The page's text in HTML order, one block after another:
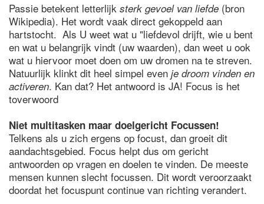
Passie betekent letterlijk sterk gevoel van liefde (bron
Wikipedia). Het wordt vaak direct gekoppeld aan
hartstocht. Als U weet wat u "liefdevol drijft, wie u bent
en wat u belangrijk vindt (uw waarden), dan weet u ook
wat u hiervoor moet doen om uw dromen na te streven.
Natuurlijk klinkt dit heel simpel even je droom vinden en
activeren. Kan dat? Het antwoord is JA! Focus is het
toverwoord
Niet multitasken maar doelgericht Focussen!
Telkens als u zich ergens op focust, dan groeit dit
aandachtsgebied. Focus helpt dus om gericht
antwoorden op vragen en doelen te vinden. De meeste
mensen kunnen slecht focussen. Dit wordt veroorzaakt
doordat het focuspunt continue van richting verandert.